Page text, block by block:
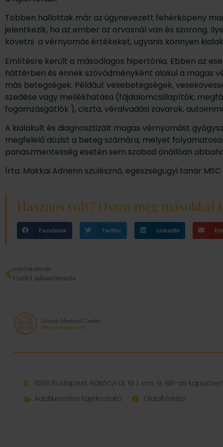
Többen hallottak már az úgynevezett fehérköpeny
jelentkezik, ha az ember az orvosnál van és szorong.
követni a vérnyomás értékeket, ugyanis könnyen
Említésre került a másodlagos hipertónia. Ebben az
háttérben és ennek szövődményként alakul a magas
más betegségek. Például: vesebetegségek,
szedése vagy mellékhatása (fájdalomcsillapítók,
fogamzásgátlók ), ciszta, véralvadási zavarok,
A kialakult és diagnosztizált magas vérnyomást
megfelelő dózist a beteg számára, melyet
panaszmentesség esetén sem szabad önállóan
Írta: Makkai Adrienn szülésznő, egészségügyi tanár MSC
Hasznos volt? Ossza meg másokkal
Facebook Twitter LinkedIn
ELŐZŐ BEJEGYZÉS
Vizelet inkontinencia
1088 Budapest, Rákóczi út 19. I. em. 9., 88-as
Adatkezelési tájékoztató
Oldaltérkép